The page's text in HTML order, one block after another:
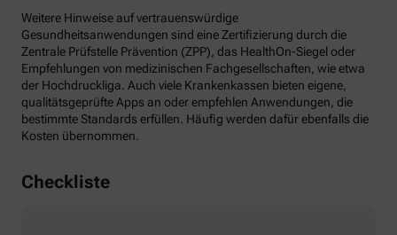
Weitere Hinweise auf vertrauenswürdige
Gesundheitsanwendungen sind eine Zertifizierung durch die
Zentrale Prüfstelle Prävention (ZPP), das HealthOn-Siegel oder
Empfehlungen von medizinischen Fachgesellschaften, wie etwa
der Hochdruckliga. Auch viele Krankenkassen bieten eigene,
qualitätsgeprüfte Apps an oder empfehlen Anwendungen, die
bestimmte Standards erfüllen. Häufig werden dafür ebenfalls die
Kosten übernommen.
Checkliste